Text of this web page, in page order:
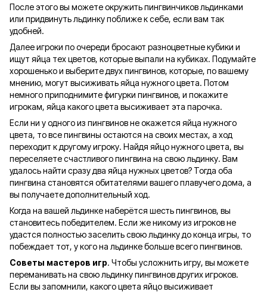
После этого вы можете окружить пингвинчиков льдинками
или придвинуть льдинку поближе к себе, если вам так
удобней.
Далее игроки по очереди бросают разноцветные кубики и
ищут яйца тех цветов, которые выпали на кубиках. Подумайте
хорошенько и выберите двух пингвинов, которые, по вашему
мнению, могут высиживать яйца нужного цвета. Потом
немного приподнимите фигурки пингвинов, и покажите
игрокам, яйца какого цвета высиживает эта парочка.
Если ни у одного из пингвинов не окажется яйца нужного
цвета, то все пингвины остаются на своих местах, а ход
переходит к другому игроку. Найдя яйцо нужного цвета, вы
переселяете счастливого пингвина на свою льдинку. Вам
удалось найти сразу два яйца нужных цветов? Тогда оба
пингвина становятся обитателями вашего плавучего дома, а
вы получаете дополнительный ход.
Когда на вашей льдинке наберётся шесть пингвинов, вы
становитесь победителем. Если же никому из игроков не
удастся полностью заселить свою льдинку до конца игры, то
побеждает тот, у кого на льдинке больше всего пингвинов.
Советы мастеров игр. Чтобы усложнить игру, вы можете
переманивать на свою льдинку пингвинов других игроков.
Если вы запомнили, какого цвета яйцо высиживает